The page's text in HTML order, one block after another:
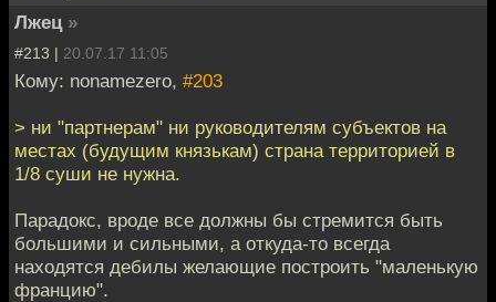
Лжец »
#213 | 20.07.17 11:05
Кому: nonamezero, #203
> ни "партнерам" ни руководителям субъектов на
местах (будущим князькам) страна территорией в
1/8 суши не нужна.
Парадокс, вроде все должны бы стремится быть
большими и сильными, а откуда-то всегда
находятся дебилы желающие построить "маленькую
францию".